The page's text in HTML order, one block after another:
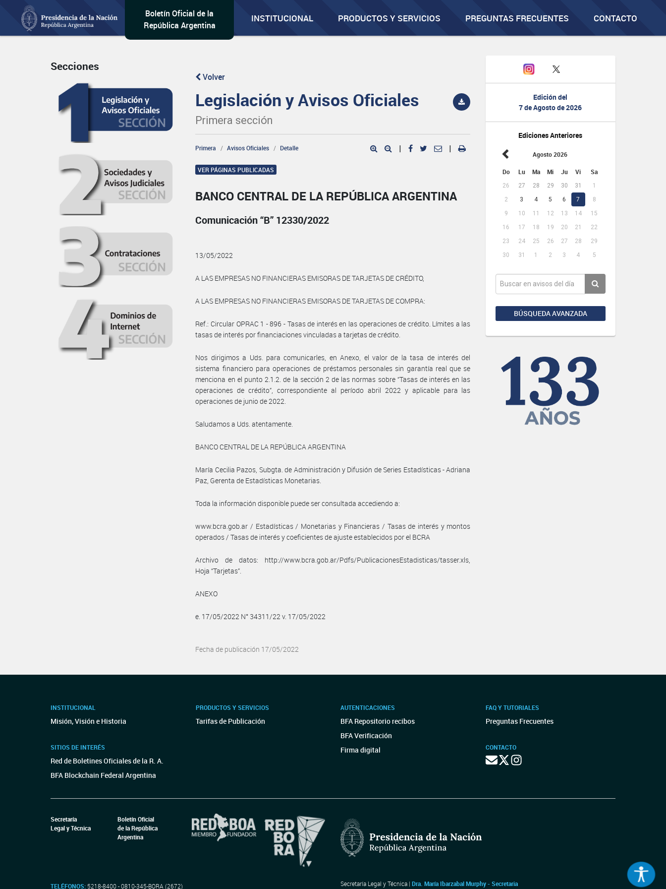
Boletín Oficial de la
República Argentina
INSTITUCIONAL PRODUCTOS Y SERVICIOS PREGUNTAS FRECUENTES CONTACTO
Edición del
7 de Agosto de 2026
Ediciones Anteriores
Agosto 2026
Do Lu Ma Mi Ju Vi Sa
26 27 28 29 30 31
1
2
3 4 5 6 7
8
9
10 11 12 13 14
15
16
17 18 19 20 21
22
23
24 25 26 27 28
29
30
31 1 2 3 4 5
BÚSQUEDA AVANZADA
Secciones
Volver
Legislación y Avisos Oficiales
Primera sección
Primera Avisos Oficiales Detalle | |
VER PÁGINAS PUBLICADAS
BANCO CENTRAL DE LA REPÚBLICA ARGENTINA
Comunicación “B” 12330/2022
13/05/2022
A LAS EMPRESAS NO FINANCIERAS EMISORAS DE TARJETAS DE CRÉDITO,
A LAS EMPRESAS NO FINANCIERAS EMISORAS DE TARJETAS DE COMPRA:
Ref.: Circular OPRAC 1 - 896 - Tasas de interés en las operaciones de crédito. Límites a las
tasas de interés por financiaciones vinculadas a tarjetas de crédito.
Nos dirigimos a Uds. para comunicarles, en Anexo, el valor de la tasa de interés del
sistema financiero para operaciones de préstamos personales sin garantía real que se
menciona en el punto 2.1.2. de la sección 2 de las normas sobre “Tasas de interés en las
operaciones de crédito”, correspondiente al período abril 2022 y aplicable para las
operaciones de junio de 2022.
Saludamos a Uds. atentamente.
BANCO CENTRAL DE LA REPÚBLICA ARGENTINA
María Cecilia Pazos, Subgta. de Administración y Difusión de Series Estadísticas - Adriana
Paz, Gerenta de Estadísticas Monetarias.
Toda la información disponible puede ser consultada accediendo a:
www.bcra.gob.ar / Estadísticas / Monetarias y Financieras / Tasas de interés y montos
operados / Tasas de interés y coeficientes de ajuste establecidos por el BCRA
Archivo de datos: http://www.bcra.gob.ar/Pdfs/PublicacionesEstadisticas/tasser.xls,
Hoja “Tarjetas”.
ANEXO
e. 17/05/2022 N° 34311/22 v. 17/05/2022
Fecha de publicación 17/05/2022
INSTITUCIONAL
Misión, Visión e Historia
SITIOS DE INTERÉS
Red de Boletines Oficiales de la R. A.
BFA Blockchain Federal Argentina
PRODUCTOS Y SERVICIOS
Tarifas de Publicación
AUTENTICACIONES
BFA Repositorio recibos
BFA Verificación
Firma digital
FAQ Y TUTORIALES
Preguntas Frecuentes
CONTACTO
Secretaría
Legal y Técnica
Boletín Oficial
de la República
Argentina
TELÉFONOS: 5218-8400 - 0810-345-BORA (2672) Secretaría Legal y Técnica | Dra. María Ibarzabal Murphy - Secretaria